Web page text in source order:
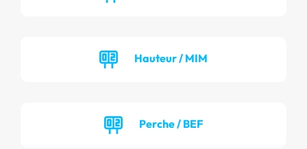
Hauteur / MIM
Perche / BEF